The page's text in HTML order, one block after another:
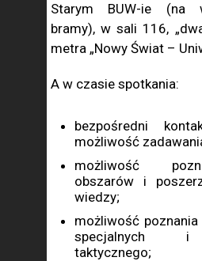
Starym BUW-ie (na
bramy), w sali 116,
metra „Nowy Świat –
A w czasie spotkania:
bezpośredni
możliwość
możliwość
obszarów i
wiedzy;
możliwość poznania
specjalnych i
taktycznego;